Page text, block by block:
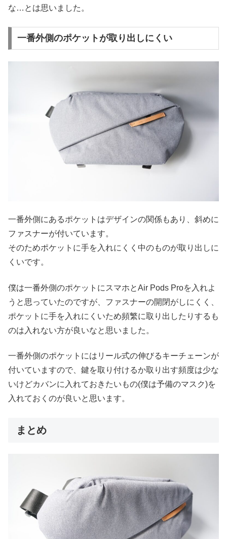
な…とは思いました。
一番外側のポケットが取り出しにくい
一番外側にあるポケットはデザインの関係もあり、斜めに
ファスナーが付いています。
そのためポケットに手を入れにくく中のものが取り出しに
くいです。
僕は一番外側のポケットにスマホとAir Pods Proを入れよ
うと思っていたのですが、ファスナーの開閉がしにくく、
ポケットに手を入れにくいため頻繁に取り出したりするも
のは入れない方が良いなと思いました。
一番外側のポケットにはリール式の伸びるキーチェーンが
付いていますので、鍵を取り付けるか取り出す頻度は少な
いけどカバンに入れておきたいもの(僕は予備のマスク)を
入れておくのが良いと思います。
まとめ